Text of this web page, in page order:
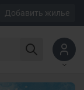
Добавить жилье